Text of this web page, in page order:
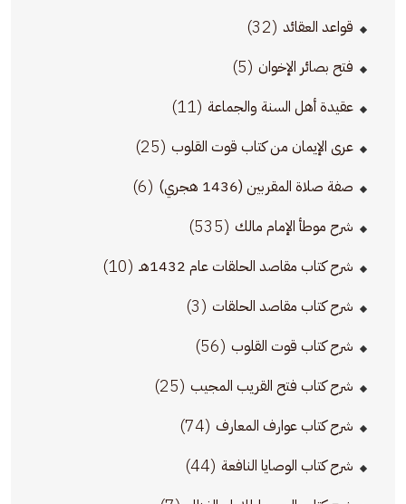
قواعد العقائد (32)
فتح بصائر الإخوان (5)
عقيدة أهل السنة والجماعة (11)
عرى الإيمان من كتاب قوت القلوب (25)
صفة صلاة المقربين (1436 هجري) (6)
شرح موطأ الإمام مالك (535)
شرح كتاب مقاصد الحلقات عام 1432هـ (10)
شرح كتاب مقاصد الحلقات (3)
شرح كتاب قوت القلوب (56)
شرح كتاب فتح القريب المجيب (25)
شرح كتاب عوارف المعارف (74)
شرح كتاب الوصايا النافعة (44)